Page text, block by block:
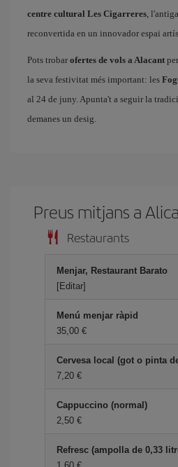
centre cultural Les Cigarreres,
reconvertida en un innovador espai
Pots trobar ofertes de vols a Alacant
la seva festivitat més important: les
al 24 de juny. Apunta't a seguir la
demanes un desig.
Preus mitjans a
Restaurants
Menjar, Restaurant Barato
[Editar]
Menú menjar ràpid
35,00
Cervesa local (got o pinta
7,20
Cappuccino (normal)
2,50
Refresc (ampolla de 0,33